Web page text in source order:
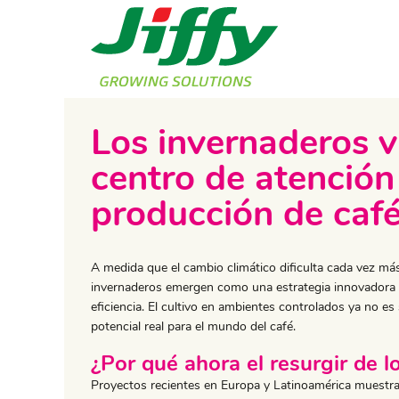
Los invernaderos
centro de
producción de
​A medida que el cambio climático dificulta cada vez
invernaderos emergen como una estrategia
eficiencia. El cultivo en ambientes controlados ya no
potencial real para el mundo del café.
¿Por qué ahora el resurgir de
Proyectos recientes en Europa y Latinoamérica